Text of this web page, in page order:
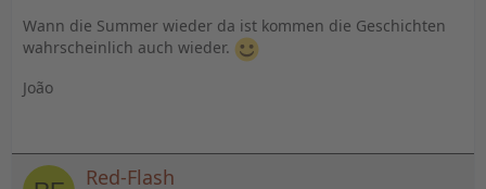
Wann die Summer wieder da ist kommen die Geschichten
wahrscheinlich auch wieder.
João
Red-Flash